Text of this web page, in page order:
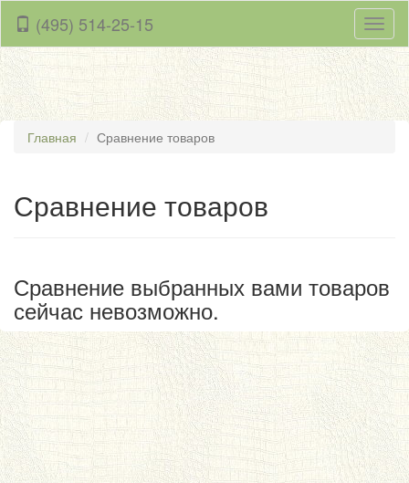
(495) 514-25-15
Главная Сравнение товаров
Сравнение товаров
Сравнение выбранных вами товаров
сейчас невозможно.